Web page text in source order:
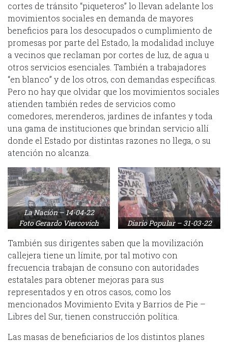
cortes de tránsito “piqueteros” lo llevan adelante los
movimientos sociales en demanda de mayores
beneficios para los desocupados o cumplimiento de
promesas por parte del Estado, la modalidad incluye
a vecinos que reclaman por cortes de luz, de agua u
otros servicios esenciales. También a trabajadores
“en blanco” y de los otros, con demandas específicas.
Pero no hay que olvidar que los movimientos sociales
atienden también redes de servicios como
comedores, merenderos, jardines de infantes y toda
una gama de instituciones que brindan servicio allí
donde el Estado por distintas razones no llega, o su
atención no alcanza.
La Nación – 14-04-22
Foto Gerardo Viercovich
Diario Popular – 31-03-22
También sus dirigentes saben que la movilización
callejera tiene un límite, por tal motivo con
frecuencia trabajan de consuno con autoridades
estatales para obtener mejoras para sus
representados y en otros casos, como los
mencionados Movimiento Evita y Barrios de Pie –
Libres del Sur, tienen construcción política.
Las masas de beneficiarios de los distintos planes